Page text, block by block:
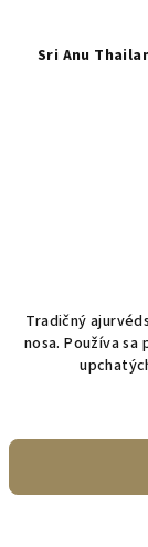
Sri Anu
Tradičný
nosa. Používa